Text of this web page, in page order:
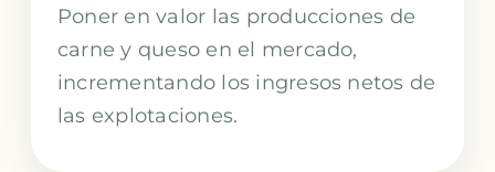
Poner en valor las producciones de
carne y queso en el mercado,
incrementando los ingresos netos de
las explotaciones.